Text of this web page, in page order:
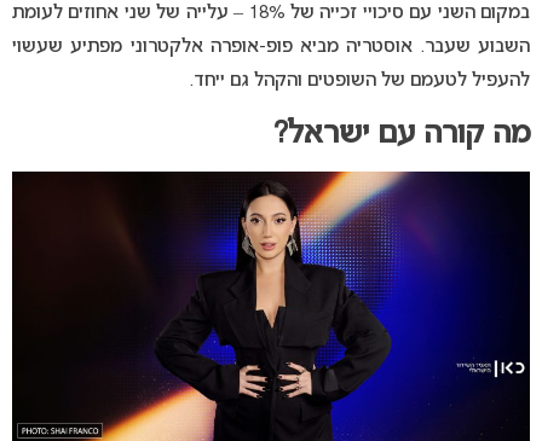
במקום השני עם סיכויי זכייה של 18% – עלייה של שני אחוזים לעומת
השבוע שעבר. אוסטריה מביא פופ-אופרה אלקטרוני מפתיע שעשוי
להעפיל לטעמם של השופטים והקהל גם ייחד.
מה קורה עם ישראל?